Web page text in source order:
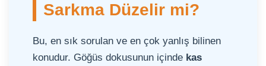
Sarkma Düzelir mi?
Bu, en sık sorulan ve en çok yanlış bilinen
konudur. Göğüs dokusunun içinde kas